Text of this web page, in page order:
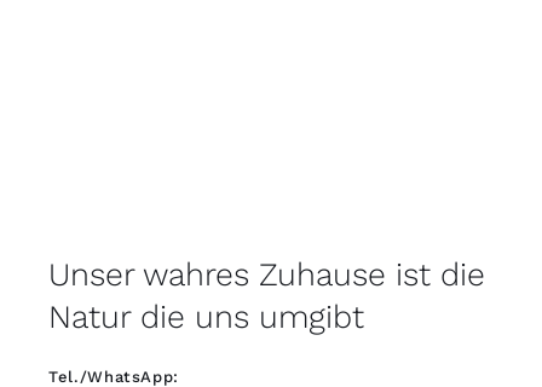
Unser wahres Zuhause ist die
Natur die uns umgibt
Tel./WhatsApp: